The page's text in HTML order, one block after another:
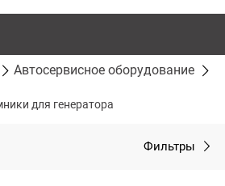
Автосервисное оборудование
для генератора
Фильтры